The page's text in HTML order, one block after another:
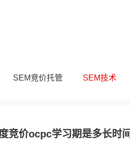
SEM竞价托管 SEM技术
竞价ocpc学习期是多长时间